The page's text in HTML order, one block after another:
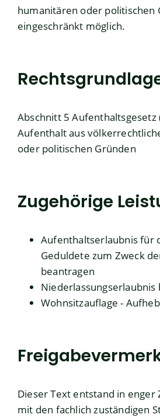
humanitären oder politischen
eingeschränkt möglich.
Abschnitt 5 Aufenthaltsgesetz
Aufenthalt aus
oder politischen Gründen
Zugehörige
Aufenthaltserlaubnis für
Geduldete zum Zweck
beantragen
Niederlassungserlaubnis
Wohnsitzauflage -
Dieser Text entstand in
mit den fachlich zuständigen